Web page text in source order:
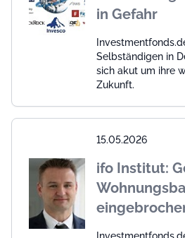
in Gefahr
Selbständigen in
sich akut um ihre
Zukunft.
15.05.2026
ifo Institut: